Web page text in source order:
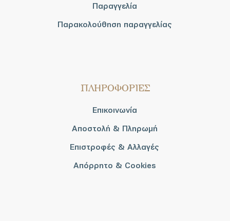
Παραγγελία
Παρακολούθηση παραγγελίας
ΠΛΗΡΟΦΟΡΙΕΣ
Επικοινωνία
Αποστολή & Πληρωμή
Επιστροφές & Αλλαγές
Απόρρητο & Cookies